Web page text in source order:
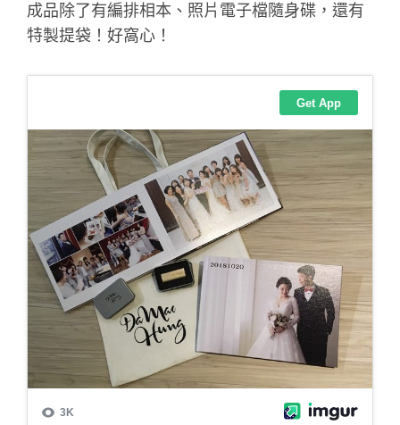
成品除了有編排相本、照片電子檔隨身碟，還有
特製提袋！好窩心！